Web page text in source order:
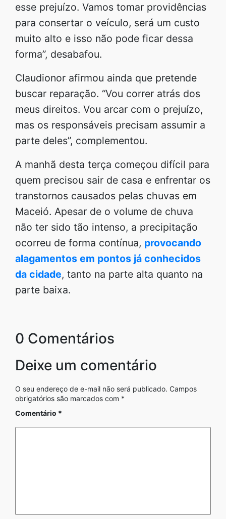
esse prejuízo. Vamos tomar providências
para consertar o veículo, será um custo
muito alto e isso não pode ficar dessa
forma”, desabafou.
Claudionor afirmou ainda que pretende
buscar reparação. “Vou correr atrás dos
meus direitos. Vou arcar com o prejuízo,
mas os responsáveis precisam assumir a
parte deles”, complementou.
A manhã desta terça começou difícil para
quem precisou sair de casa e enfrentar os
transtornos causados pelas chuvas em
Maceió. Apesar de o volume de chuva
não ter sido tão intenso, a precipitação
ocorreu de forma contínua, provocando
alagamentos em pontos já conhecidos
da cidade, tanto na parte alta quanto na
parte baixa.
0 Comentários
Deixe um comentário
O seu endereço de e-mail não será publicado. Campos
obrigatórios são marcados com *
Comentário *